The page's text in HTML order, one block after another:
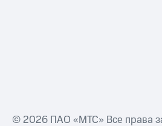
© 2026 ПАО «МТС» Все права